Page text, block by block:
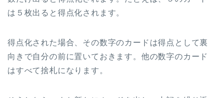
は５枚出ると得点化されます。
得点化された場合、その数字のカードは得点として裏
向きで自分の前に置いておきます。他の数字のカード
はすべて捨札になります。